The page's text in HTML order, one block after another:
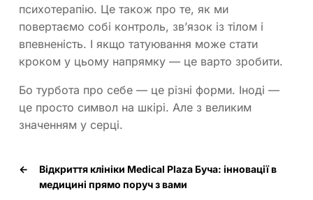
психотерапію. Це також про те, як ми
повертаємо собі контроль, зв’язок із тілом і
впевненість. І якщо татуювання може стати
кроком у цьому напрямку — це варто зробити.
Бо турбота про себе — це різні форми. Іноді —
це просто символ на шкірі. Але з великим
значенням у серці.
←
Відкриття клініки Medical Plaza Буча: інновації в
медицині прямо поруч з вами